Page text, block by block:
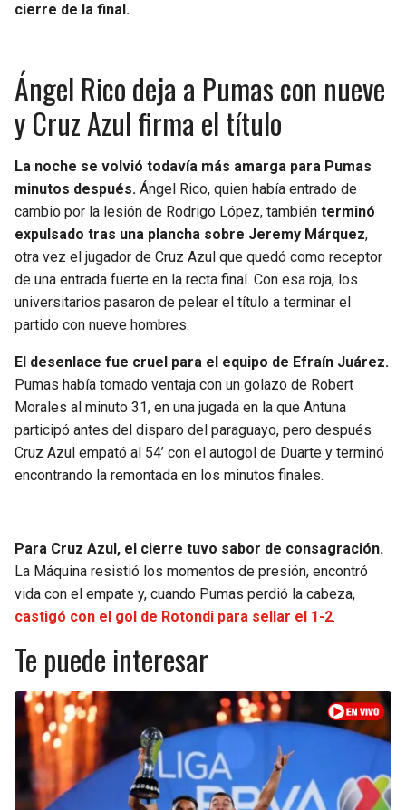
cierre de la final.
Ángel Rico deja a Pumas con nueve
y Cruz Azul firma el título
La noche se volvió todavía más amarga para Pumas
minutos después. Ángel Rico, quien había entrado de
cambio por la lesión de Rodrigo López, también terminó
expulsado tras una plancha sobre Jeremy Márquez,
otra vez el jugador de Cruz Azul que quedó como receptor
de una entrada fuerte en la recta final. Con esa roja, los
universitarios pasaron de pelear el título a terminar el
partido con nueve hombres.
El desenlace fue cruel para el equipo de Efraín Juárez.
Pumas había tomado ventaja con un golazo de Robert
Morales al minuto 31, en una jugada en la que Antuna
participó antes del disparo del paraguayo, pero después
Cruz Azul empató al 54’ con el autogol de Duarte y terminó
encontrando la remontada en los minutos finales.
Para Cruz Azul, el cierre tuvo sabor de consagración.
La Máquina resistió los momentos de presión, encontró
vida con el empate y, cuando Pumas perdió la cabeza,
castigó con el gol de Rotondi para sellar el 1-2.
Te puede interesar